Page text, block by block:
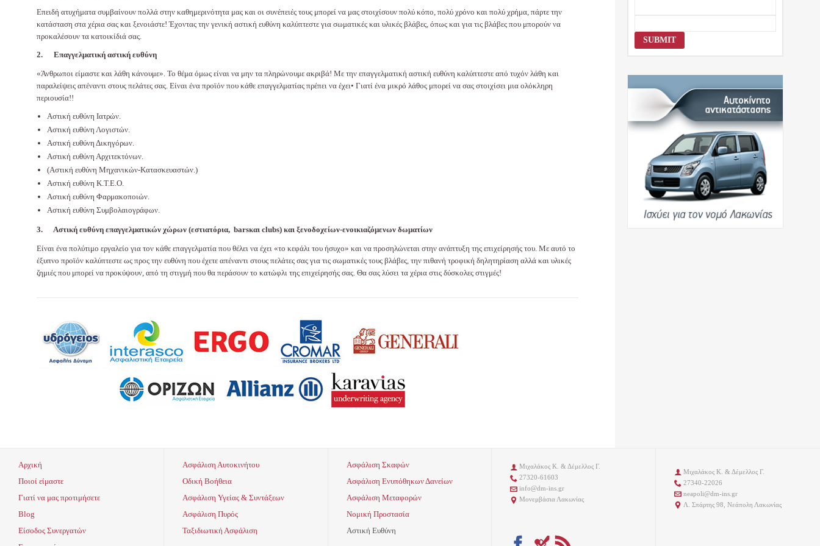
Επειδή ατυχήματα συμβαίνουν πολλά στην καθημερινότητα μας και οι συνέπειές τους μπορεί να μας στοιχίσουν πολύ κόπο, πολύ χρόνο και πολύ χρήμα, πάρτε την
κατάσταση στα χέρια σας και ξενοιάστε! Έχοντας την γενική αστική ευθύνη καλύπτεστε για σωματικές και υλικές βλάβες, όπως και για τις βλάβες που μπορούν να
προκαλέσουν τα κατοικίδιά σας.
2. Επαγγελματική αστική ευθύνη
«Άνθρωποι είμαστε και λάθη κάνουμε». Το θέμα όμως είναι να μην τα πληρώνουμε ακριβά! Με την επαγγελματική αστική ευθύνη καλύπτεστε από τυχόν λάθη και
παραλείψεις απέναντι στους πελάτες σας. Είναι ένα προϊόν που κάθε επαγγελματίας πρέπει να έχει• Γιατί ένα μικρό λάθος μπορεί να σας στοιχίσει μια ολόκληρη
περιουσία!!
Αστική ευθύνη Ιατρών.
Αστική ευθύνη Λογιστών.
Αστική ευθύνη Δικηγόρων.
Αστική ευθύνη Αρχιτεκτόνων.
(Αστική ευθύνη Μηχανικών-Κατασκευαστών.)
Αστική ευθύνη Κ.Τ.Ε.Ο.
Αστική ευθύνη Φαρμακοποιών.
Αστική ευθύνη Συμβολαιογράφων.
3. Αστική ευθύνη επαγγελματικών χώρων (εστιατόρια, barsκαι clubs) και ξενοδοχείων-ενοικιαζόμενων δωματίων
Είναι ένα πολύτιμο εργαλείο για τον κάθε επαγγελματία που θέλει να έχει «το κεφάλι του ήσυχο» και να προσηλώνεται στην ανάπτυξη της επιχείρησής του. Με αυτό το
έξυπνο προϊόν καλύπτεστε ως προς την ευθύνη που έχετε απέναντι στους πελάτες σας για τις σωματικές τους βλάβες, την πιθανή τροφική δηλητηρίαση αλλά και υλικές
ζημιές που μπορεί να προκύψουν, από τη στιγμή που θα περάσουν το κατώφλι της επιχείρησής σας. Θα σας λύσει τα χέρια στις δύσκολες στιγμές!
Αρχική
Ποιοί είμαστε
Γιατί να μας προτιμήσετε
Blog
Είσοδος Συνεργατών
Ασφάλιση Αυτοκινήτου
Οδική Βοήθεια
Ασφάλιση Υγείας & Συντάξεων
Ασφάλιση Πυρός
Ταξιδιωτική Ασφάλιση
Ασφάλιση Σκαφών
Ασφάλιση Ενυπόθηκων Δανείων
Ασφάλιση Μεταφορών
Νομική Προστασία
Αστική Ευθύνη
 Μιχαλάκος Κ. & Δέμελλος Γ.
 27320-61603
 info@dm-ins.gr
 Μονεμβάσια Λακωνίας
 Μιχαλάκος Κ. & Δέμελλος Γ.
 27340-22026
 neapoli@dm-ins.gr
 Λ. Σπάρτης 98, Νεάπολη Λακωνίας